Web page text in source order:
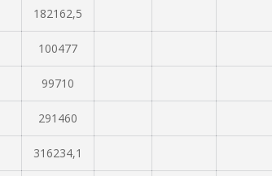
182162,5
100477
99710
291460
316234,1